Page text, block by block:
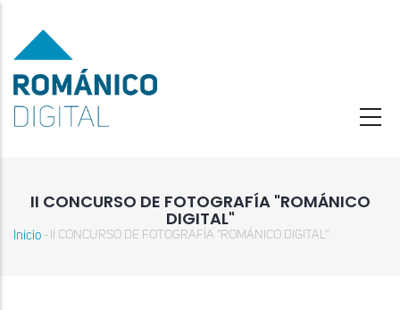
contenido
principal
II CONCURSO DE FOTOGRAFÍA "ROMÁNICO
DIGITAL"
Inicio - II CONCURSO DE FOTOGRAFÍA "ROMÁNICO DIGITAL"